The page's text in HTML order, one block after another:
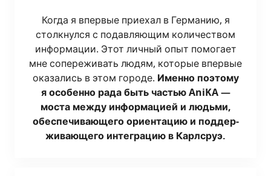
Когда я впер­вые при­е­хал в Гер­ма­нию, я
столк­нул­ся с подав­ля­ю­щим коли­че­ством
инфор­ма­ции. Этот лич­ный опыт помо­га­ет
мне сопе­ре­жи­вать людям, кото­рые впер­вые
ока­за­лись в этом горо­де. Имен­но поэто­му
я осо­бен­но рада быть частью AniKA —
моста меж­ду инфор­ма­ци­ей и людь­ми,
обес­пе­чи­ва­ю­ще­го ори­ен­та­цию и под­дер­
жи­ва­ю­ще­го инте­гра­цию в Карлсруэ.